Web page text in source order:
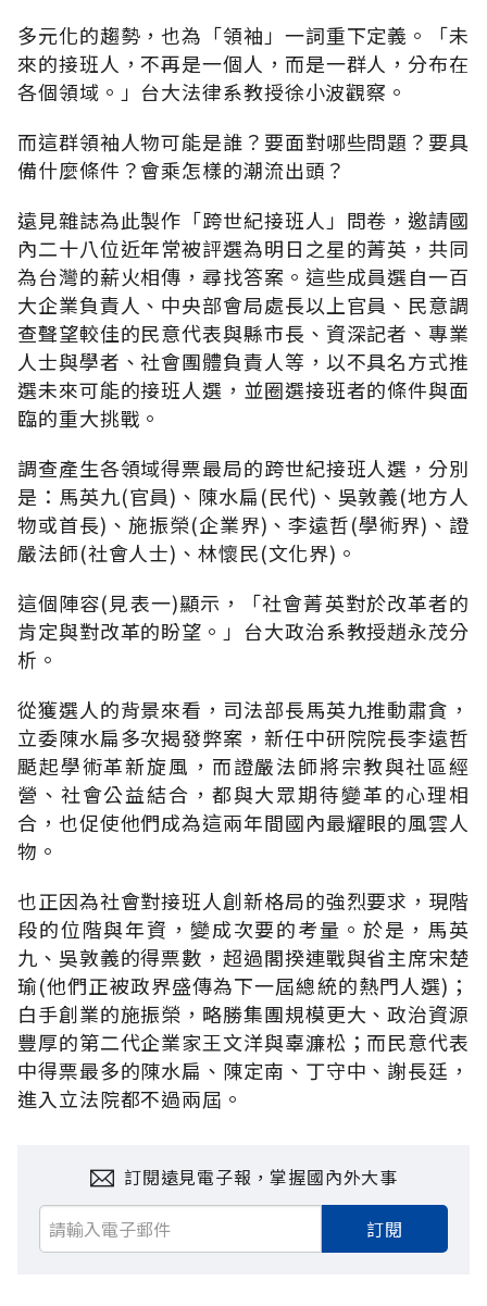
多元化的趨勢，也為「領袖」一詞重下定義。「未
來的接班人，不再是一個人，而是一群人，分布在
各個領域。」台大法律系教授徐小波觀察。
而這群領袖人物可能是誰？要面對哪些問題？要具
備什麼條件？會乘怎樣的潮流出頭？
遠見雜誌為此製作「跨世紀接班人」問卷，邀請國
內二十八位近年常被評選為明日之星的菁英，共同
為台灣的薪火相傳，尋找答案。這些成員選自一百
大企業負責人、中央部會局處長以上官員、民意調
查聲望較佳的民意代表與縣市長、資深記者、專業
人士與學者、社會團體負責人等，以不具名方式推
選未來可能的接班人選，並圈選接班者的條件與面
臨的重大挑戰。
調查產生各領域得票最局的跨世紀接班人選，分別
是：馬英九(官員)、陳水扁(民代)、吳敦義(地方人
物或首長)、施振榮(企業界)、李遠哲(學術界)、證
嚴法師(社會人士)、林懷民(文化界)。
這個陣容(見表一)顯示，「社會菁英對於改革者的
肯定與對改革的盼望。」台大政治系教授趙永茂分
析。
從獲選人的背景來看，司法部長馬英九推動肅貪，
立委陳水扁多次揭發弊案，新任中研院院長李遠哲
颳起學術革新旋風，而證嚴法師將宗教與社區經
營、社會公益結合，都與大眾期待變革的心理相
合，也促使他們成為這兩年間國內最耀眼的風雲人
物。
也正因為社會對接班人創新格局的強烈要求，現階
段的位階與年資，變成次要的考量。於是，馬英
九、吳敦義的得票數，超過閣揆連戰與省主席宋楚
瑜(他們正被政界盛傳為下一屆總統的熱門人選)；
白手創業的施振榮，略勝集團規模更大、政治資源
豐厚的第二代企業家王文洋與辜濂松；而民意代表
中得票最多的陳水扁、陳定南、丁守中、謝長廷，
進入立法院都不過兩屆。
訂閱遠見電子報，掌握國內外大事
訂閱